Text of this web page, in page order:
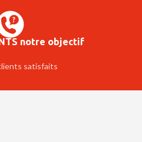
notre objectif
satisfaits